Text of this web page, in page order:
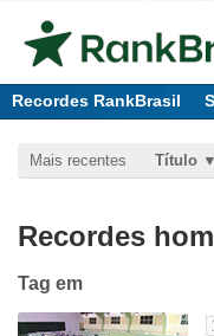
Recordes RankBrasil
Mais recentes Título
Recordes
Tag em